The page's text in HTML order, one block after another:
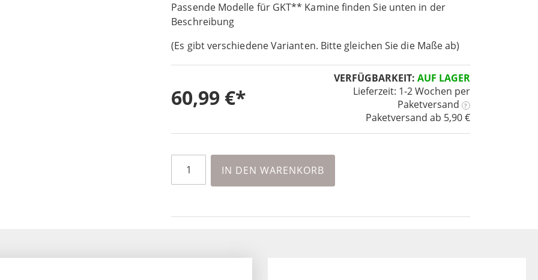
Passende Modelle für GKT** Kamine finden Sie unten in der
Beschreibung
(Es gibt verschiedene Varianten. Bitte gleichen Sie die Maße ab)
VERFÜGBARKEIT: AUF LAGER
Lieferzeit: 1-2 Wochen per
Paketversand
?
Paketversand ab 5,90 €
60,99 €
IN DEN WARENKORB